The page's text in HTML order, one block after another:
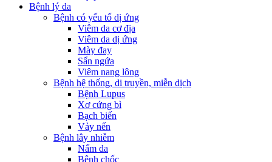
Bệnh lý da
Bệnh có yếu tố dị ứng
Viêm da cơ địa
Viêm da dị ứng
Mày đay
Sẩn ngứa
Viêm nang lông
Bệnh hệ thống, di truyền, miễn dịch
Bệnh Lupus
Xơ cứng bì
Bạch biến
Vảy nến
Bệnh lây nhiễm
Nấm da
Bệnh chốc